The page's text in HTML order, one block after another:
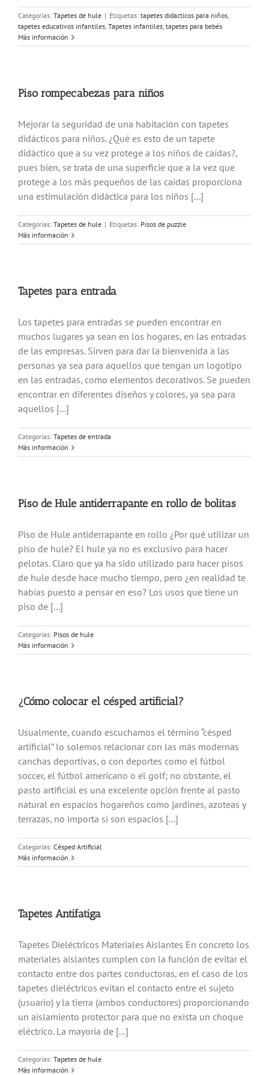
Categorías: Tapetes de hule | Etiquetas: tapetes didacticos para niños,
tapetes educativos infantiles, Tapetes infantiles, tapetes para bebés
Más información
Piso rompecabezas para niños
Mejorar la seguridad de una habitación con tapetes
didácticos para niños. ¿Qué es esto de un tapete
didáctico que a su vez protege a los niños de caídas?,
pues bien, se trata de una superficie que a la vez que
protege a los más pequeños de las caídas proporciona
una estimulación didáctica para los niños [...]
Categorías: Tapetes de hule | Etiquetas: Pisos de puzzle
Más información
Tapetes para entrada
Los tapetes para entradas se pueden encontrar en
muchos lugares ya sean en los hogares, en las entradas
de las empresas. Sirven para dar la bienvenida a las
personas ya sea para aquellos que tengan un logotipo
en las entradas, como elementos decorativos. Se pueden
encontrar en diferentes diseños y colores, ya sea para
aquellos [...]
Categorías: Tapetes de entrada
Más información
Piso de Hule antiderrapante en rollo de bolitas
Piso de Hule antiderrapante en rollo ¿Por qué utilizar un
piso de hule? El hule ya no es exclusivo para hacer
pelotas. Claro que ya ha sido utilizado para hacer pisos
de hule desde hace mucho tiempo, pero ¿en realidad te
habías puesto a pensar en eso? Los usos que tiene un
piso de [...]
Categorías: Pisos de hule
Más información
¿Cómo colocar el césped artificial?
Usualmente, cuando escuchamos el término “césped
artificial” lo solemos relacionar con las más modernas
canchas deportivas, o con deportes como el fútbol
soccer, el fútbol americano o el golf; no obstante, el
pasto artificial es una excelente opción frente al pasto
natural en espacios hogareños como jardines, azoteas y
terrazas, no importa si son espacios [...]
Categorías: Césped Artificial
Más información
Tapetes Antifatiga
Tapetes Dieléctricos Materiales Aislantes En concreto los
materiales aislantes cumplen con la función de evitar el
contacto entre dos partes conductoras, en el caso de los
tapetes dieléctricos evitan el contacto entre el sujeto
(usuario) y la tierra (ambos conductores) proporcionando
un aislamiento protector para que no exista un choque
eléctrico. La mayoría de [...]
Categorías: Tapetes de hule
Más información